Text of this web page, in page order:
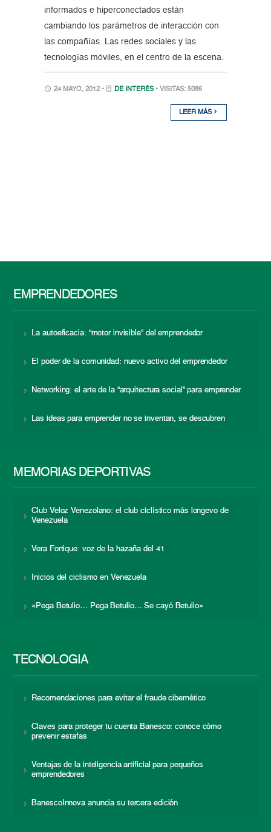
informados e hiperconectados están
cambiando los parámetros de interacción con
las compañías. Las redes sociales y las
tecnologías móviles, en el centro de la escena.
24 MAYO, 2012 • DE INTERÉS • VISITAS: 5086
LEER MÁS
EMPRENDEDORES
La autoeficacia: “motor invisible” del emprendedor
El poder de la comunidad: nuevo activo del emprendedor
Networking: el arte de la “arquitectura social” para emprender
Las ideas para emprender no se inventan, se descubren
MEMORIAS DEPORTIVAS
Club Veloz Venezolano: el club ciclístico más longevo de
Venezuela
Vera Fortique: voz de la hazaña del 41
Inicios del ciclismo en Venezuela
«Pega Betulio… Pega Betulio… Se cayó Betulio»
TECNOLOGÍA
Recomendaciones para evitar el fraude cibernético
Claves para proteger tu cuenta Banesco: conoce cómo
prevenir estafas
Ventajas de la inteligencia artificial para pequeños
emprendedores
BanescoInnova anuncia su tercera edición